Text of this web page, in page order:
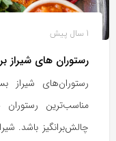
رستوران های شیراز برای شام ( 4
رستوران‌های شیراز
مناسب‌ترین
چالش‌برانگیز باشد.